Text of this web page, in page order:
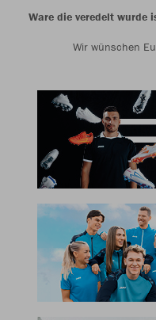
Ware die veredelt wurde
Wir wünschen